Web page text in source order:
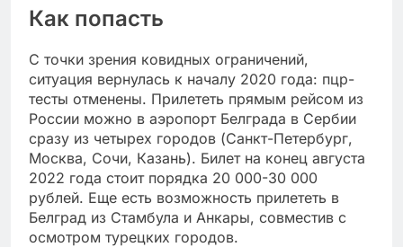
Как попасть
С точки зрения ковидных ограничений,
ситуация вернулась к началу 2020 года: пцр-
тесты отменены. Прилететь прямым рейсом из
России можно в аэропорт Белграда в Сербии
сразу из четырех городов (Санкт-Петербург,
Москва, Сочи, Казань). Билет на конец августа
2022 года стоит порядка 20 000-30 000
рублей. Еще есть возможность прилететь в
Белград из Стамбула и Анкары, совместив с
осмотром турецких городов.